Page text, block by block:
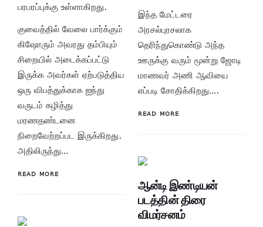
பரபரப்புக்கு உள்ளாகிறது.
குவைத்தில் வேலை பார்க்கும்
கிஷோரும் அவரது தம்பியும்
சிறையில் அடைக்கப்பட்டு
இருக்க அவர்கள் ஏற்படுத்திய
ஒரு விபத்துக்காக ஐந்து
வருடம் கழித்து
மரணதண்டனை
நிறைவேற்றப்பட இருக்கிறது.
அதிலிருந்து…
READ MORE
இந்த மேட்டரை
அரசல்புரசலாக
தெரிந்துகொண்டு அந்த
ஊருக்கு வரும் மூன்று ஜோடி
மாணவர் அணி ஆவியை
எப்படி சோதிக்கிறது….
READ MORE
ஆன்டி இண்டியன்
படத்தின் திரை
விமர்சனம்